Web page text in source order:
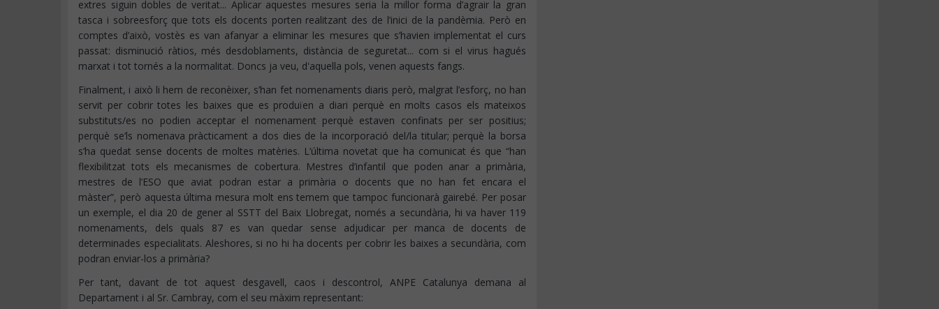
extres siguin dobles de veritat... Aplicar aquestes mesures seria la millor forma d’agrair la gran
tasca i sobreesforç que tots els docents porten realitzant des de l’inici de la pandèmia. Però en
comptes d’això, vostès es van afanyar a eliminar les mesures que s’havien implementat el curs
passat: disminució ràtios, més desdoblaments, distància de seguretat... com si el virus hagués
marxat i tot tornés a la normalitat. Doncs ja veu, d'aquella pols, venen aquests fangs.
Finalment, i això li hem de reconèixer, s’han fet nomenaments diaris però, malgrat l’esforç, no han
servit per cobrir totes les baixes que es produïen a diari perquè en molts casos els mateixos
substituts/es no podien acceptar el nomenament perquè estaven confinats per ser positius;
perquè se’ls nomenava pràcticament a dos dies de la incorporació del/la titular; perquè la borsa
s’ha quedat sense docents de moltes matèries. L’última novetat que ha comunicat és que “han
flexibilitzat tots els mecanismes de cobertura. Mestres d’infantil que poden anar a primària,
mestres de l’ESO que aviat podran estar a primària o docents que no han fet encara el
màster”, però aquesta última mesura molt ens temem que tampoc funcionarà gairebé. Per posar
un exemple, el dia 20 de gener al SSTT del Baix Llobregat, només a secundària, hi va haver 119
nomenaments, dels quals 87 es van quedar sense adjudicar per manca de docents de
determinades especialitats. Aleshores, si no hi ha docents per cobrir les baixes a secundària, com
podran enviar-los a primària?
Per tant, davant de tot aquest desgavell, caos i descontrol, ANPE Catalunya demana al
Departament i al Sr. Cambray, com el seu màxim representant: